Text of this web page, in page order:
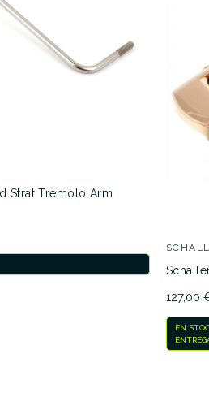
Strat Tremolo Arm
127,00
EN